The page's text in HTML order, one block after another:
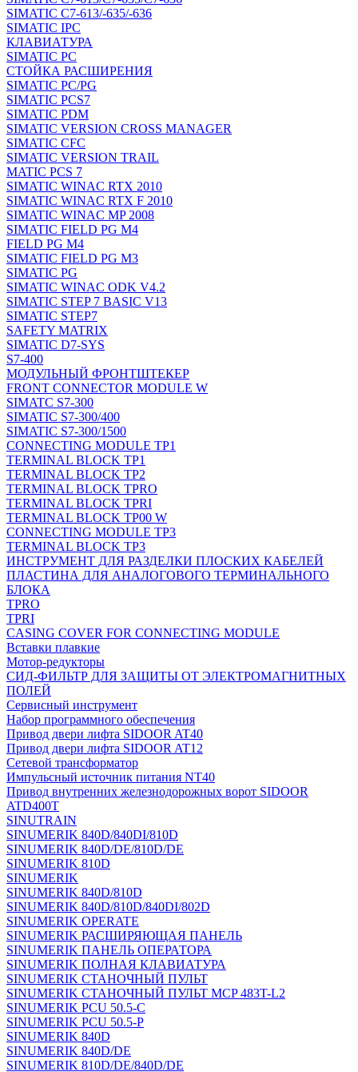
SIMATIC C7-613/-635/-636
SIMATIC IPC
КЛАВИАТУРА
SIMATIC PC
СТОЙКА РАСШИРЕНИЯ
SIMATIC PC/PG
SIMATIC PCS7
SIMATIC PDM
SIMATIC VERSION CROSS MANAGER
SIMATIC CFC
SIMATIC VERSION TRAIL
MATIC PCS 7
SIMATIC WINAC RTX 2010
SIMATIC WINAC RTX F 2010
SIMATIC WINAC MP 2008
SIMATIC FIELD PG M4
FIELD PG M4
SIMATIC FIELD PG M3
SIMATIC PG
SIMATIC WINAC ODK V4.2
SIMATIC STEP 7 BASIC V13
SIMATIC STEP7
SAFETY MATRIX
SIMATIC D7-SYS
S7-400
МОДУЛЬНЫЙ ФРОНТШТЕКЕР
FRONT CONNECTOR MODULE W
SIMATC S7-300
SIMATIC S7-300/400
SIMATIC S7-300/1500
CONNECTING MODULE TP1
TERMINAL BLOCK TP1
TERMINAL BLOCK TP2
TERMINAL BLOCK TPRO
TERMINAL BLOCK TPRI
TERMINAL BLOCK TP00 W
CONNECTING MODULE TP3
TERMINAL BLOCK TP3
ИНСТРУМЕНТ ДЛЯ РАЗДЕЛКИ ПЛОСКИХ КАБЕЛЕЙ
ПЛАСТИНА ДЛЯ АНАЛОГОВОГО ТЕРМИНАЛЬНОГО
БЛОКА
TPRO
TPRI
CASING COVER FOR CONNECTING MODULE
Вставки плавкие
Мотор-редукторы
СИД-ФИЛЬТР ДЛЯ ЗАЩИТЫ ОТ ЭЛЕКТРОМАГНИТНЫХ
ПОЛЕЙ
Сервисный инструмент
Набор программного обеспечения
Привод двери лифта SIDOOR AT40
Привод двери лифта SIDOOR AT12
Сетевой трансформатор
Импульсный источник питания NT40
Привод внутренних железнодорожных ворот SIDOOR
ATD400T
SINUTRAIN
SINUMERIK 840D/840DI/810D
SINUMERIK 840D/DE/810D/DE
SINUMERIK 810D
SINUMERIK
SINUMERIK 840D/810D
SINUMERIK 840D/810D/840DI/802D
SINUMERIK OPERATE
SINUMERIK РАСШИРЯЮЩАЯ ПАНЕЛЬ
SINUMERIK ПАНЕЛЬ ОПЕРАТОРА
SINUMERIK ПОЛНАЯ КЛАВИАТУРА
SINUMERIK СТАНОЧНЫЙ ПУЛЬТ
SINUMERIK СТАНОЧНЫЙ ПУЛЬТ MCP 483T-L2
SINUMERIK PCU 50.5-C
SINUMERIK PCU 50.5-P
SINUMERIK 840D
SINUMERIK 840D/DE
SINUMERIK 810D/DE/840D/DE